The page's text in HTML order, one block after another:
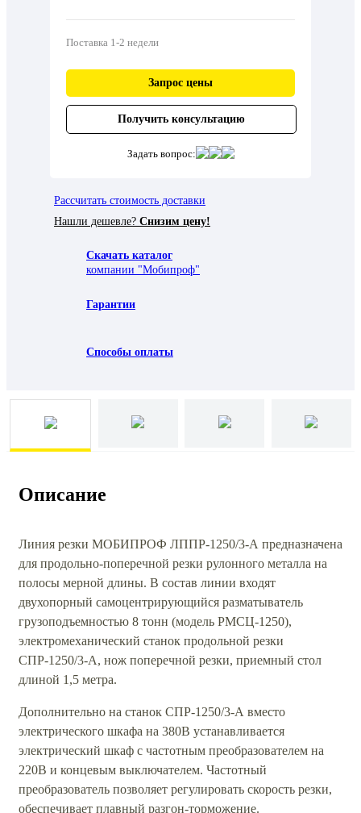
Поставка 1-2 недели
Запрос цены
Получить консультацию
Задать вопрос:
Рассчитать стоимость доставки
Нашли дешевле? Снизим цену!
Скачать каталог
компании "Мобипроф"
Гарантии
Способы оплаты
Описание
Линия резки МОБИПРОФ ЛППР-1250/3-А предназначена
для продольно-поперечной резки рулонного металла на
полосы мерной длины. В состав линии входят
двухопорный самоцентрирующийся разматыватель
грузоподъемностью 8 тонн (модель РМСЦ-1250),
электромеханический станок продольной резки
СПР-1250/3-А, нож поперечной резки, приемный стол
длиной 1,5 метра.
Дополнительно на станок СПР-1250/3-А вместо
электрического шкафа на 380В устанавливается
электрический шкаф с частотным преобразователем на
220В и концевым выключателем. Частотный
преобразователь позволяет регулировать скорость резки,
обеспечивает плавный разгон-торможение.